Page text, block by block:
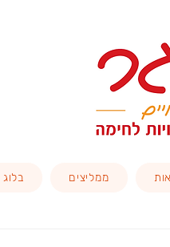
ממליצים בלוג